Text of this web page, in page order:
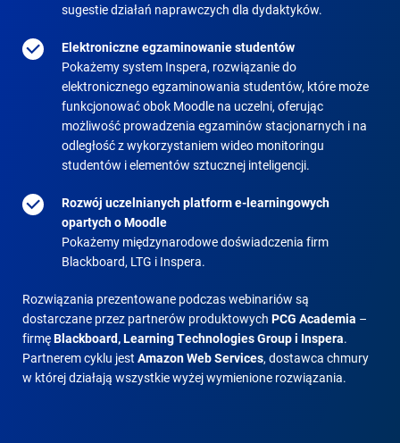
sugestie działań naprawczych dla dydaktyków.
Elektroniczne egzaminowanie studentów
Pokażemy system Inspera, rozwiązanie do
elektronicznego egzaminowania studentów, które może
funkcjonować obok Moodle na uczelni, oferując
możliwość prowadzenia egzaminów stacjonarnych i na
odległość z wykorzystaniem wideo monitoringu
studentów i elementów sztucznej inteligencji.
Rozwój uczelnianych platform e-learningowych
opartych o Moodle
Pokażemy międzynarodowe doświadczenia firm
Blackboard, LTG i Inspera.
Rozwiązania prezentowane podczas webinariów są
dostarczane przez partnerów produktowych PCG Academia –
firmęBlackboard, Learning Technologies Group i Inspera.
Partnerem cyklu jest Amazon Web Services, dostawca chmury
w której działają wszystkie wyżej wymienione rozwiązania.